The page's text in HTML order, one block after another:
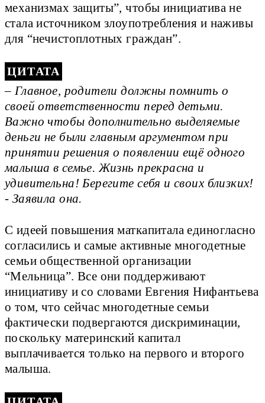
механизмах защиты”, чтобы инициатива не
стала источником злоупотребления и наживы
для “нечистоплотных граждан”.
– Главное, родители должны помнить о
своей ответственности перед детьми.
Важно чтобы дополнительно выделяемые
деньги не были главным аргументом при
принятии решения о появлении ещё одного
малыша в семье. Жизнь прекрасна и
удивительна! Берегите себя и своих близких!
- Заявила она.
С идеей повышения маткапитала единогласно
согласились и самые активные многодетные
семьи общественной организации
“Мельница”. Все они поддерживают
инициативу и со словами Евгения Нифантьева
о том, что сейчас многодетные семьи
фактически подвергаются дискриминации,
поскольку материнский капитал
выплачивается только на первого и второго
малыша.